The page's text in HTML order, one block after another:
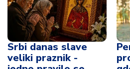
Srbi danas slave
veliki praznik -